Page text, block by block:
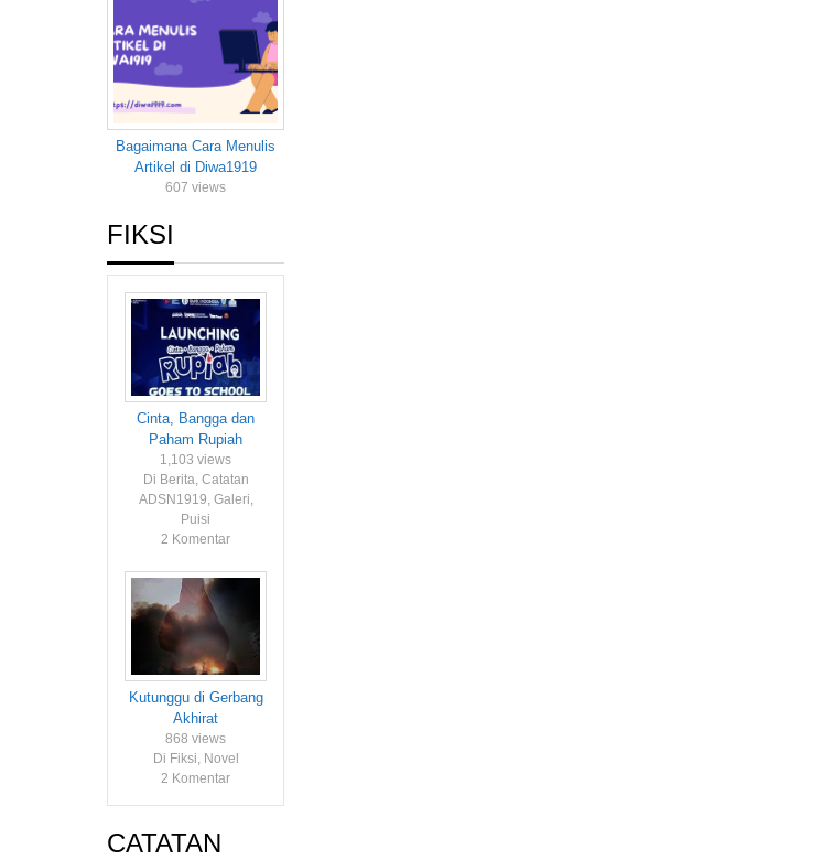
Bagaimana Cara Menulis
Artikel di Diwa1919
607 views
FIKSI
Cinta, Bangga dan
Paham Rupiah
1,103 views
Di Berita, Catatan
ADSN1919, Galeri,
Puisi
2 Komentar
Kutunggu di Gerbang
Akhirat
868 views
Di Fiksi, Novel
2 Komentar
CATATAN